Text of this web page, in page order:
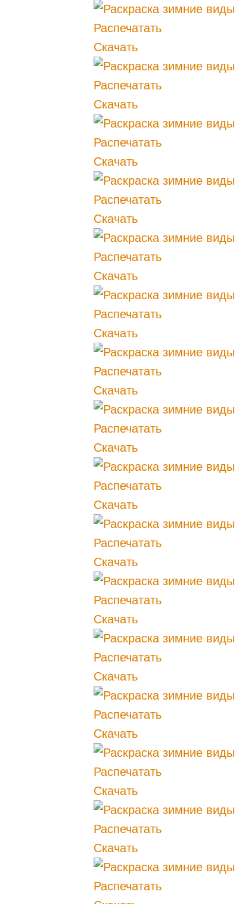
Распечатать
Скачать
Распечатать
Скачать
Распечатать
Скачать
Распечатать
Скачать
Распечатать
Скачать
Распечатать
Скачать
Распечатать
Скачать
Распечатать
Скачать
Распечатать
Скачать
Распечатать
Скачать
Распечатать
Скачать
Распечатать
Скачать
Распечатать
Скачать
Распечатать
Скачать
Распечатать
Скачать
Распечатать